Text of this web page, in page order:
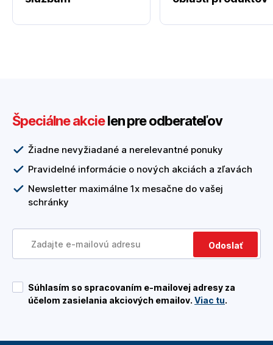
Špeciálne akcielen pre odberateľov
Žiadne nevyžiadané a nerelevantné ponuky
Pravidelné informácie o nových akciách a zľavách
Newsletter maximálne 1x mesačne do vašej
schránky
Odoslať
Súhlasím so spracovaním e-mailovej adresy za
účelom zasielania akciových emailov. Viac tu.